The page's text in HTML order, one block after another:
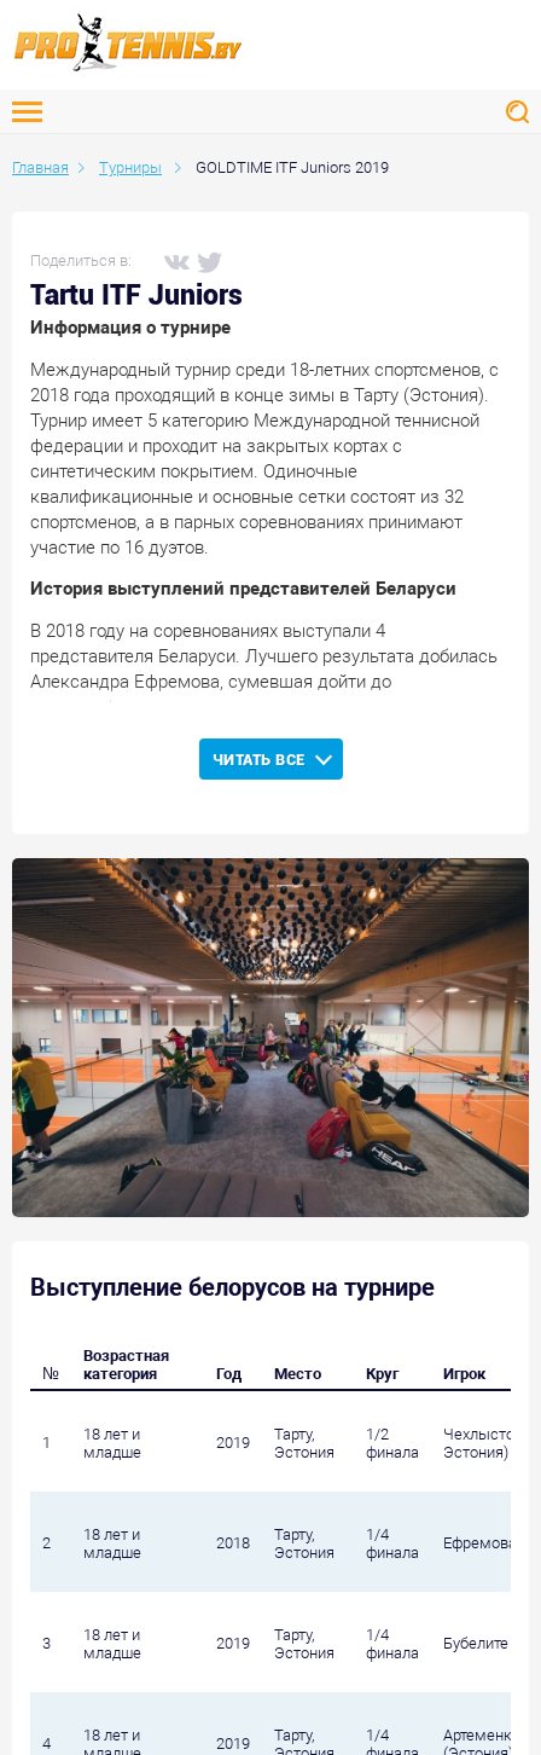
Главная Турниры GOLDTIME ITF Juniors 2019
Поделиться в:
Tartu ITF Juniors
Информация о турнире
Международный турнир среди 18-летних спортсменов, с
2018 года проходящий в конце зимы в Тарту (Эстония).
Турнир имеет 5 категорию Международной теннисной
федерации и проходит на закрытых кортах с
синтетическим покрытием. Одиночные
квалификационные и основные сетки состоят из 32
спортсменов, а в парных соревнованиях принимают
участие по 16 дуэтов.
История выступлений представителей Беларуси
В 2018 году на соревнованиях выступали 4
представителя Беларуси. Лучшего результата добилась
Александра Ефремова, сумевшая дойти до
четвертьфинала в одиночном разряде.
ЧИТАТЬ ВСЕ
Выступление белорусов на турнире
№
Возрастная
категория
Год Место Круг Игрок
1
18 лет и
младше
2019
Тарту,
Эстония
1/2
финала
Чехлыстова
Эстония) /
2
18 лет и
младше
2018
Тарту,
Эстония
1/4
финала
Ефремова
3
18 лет и
младше
2019
Тарту,
Эстония
1/4
финала
Бубелите
4
18 лет и
2019
Тарту,
1/4
Артеменко